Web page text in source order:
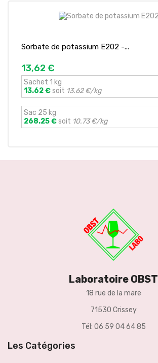
Sorbate de potassium E202 -...
13,62 €
Sachet 1 kg
13.62 €soit 13.62 €/kg
Sac 25 kg
268.25 €soit 10.73 €/kg
Laboratoire OBST
18 rue de la mare
71530 Crissey
Tél: 06 59 04 64 85
Les Catégories